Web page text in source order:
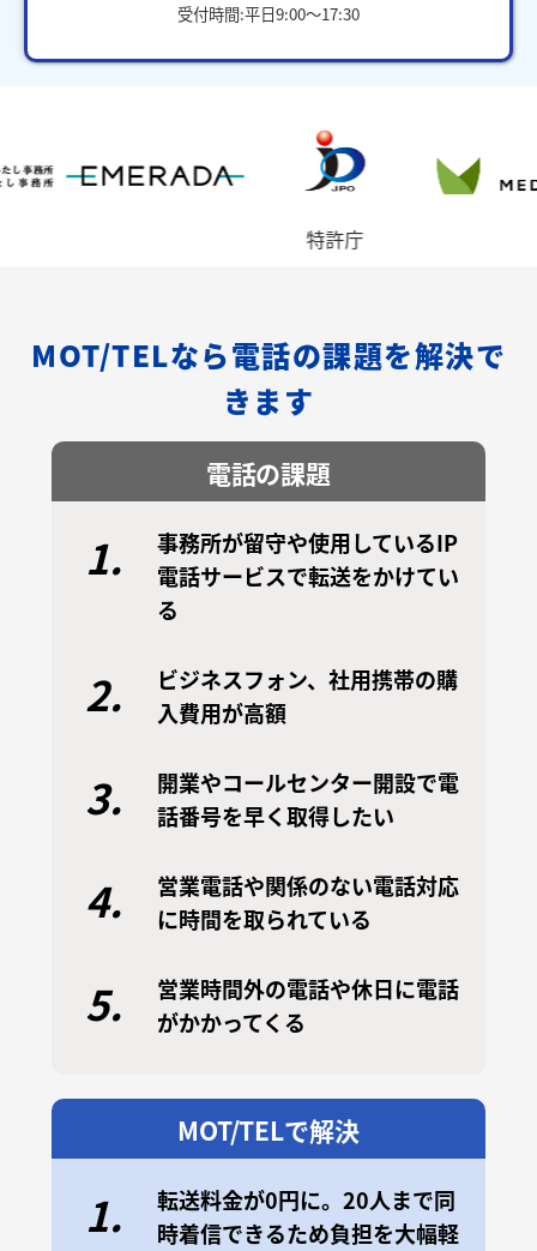
受付時間:平日9:00～17:30
特許庁
MOT/TELなら電話の課題を解決で
きます
電話の課題
1.
事務所が留守や使用しているIP
電話サービスで転送をかけてい
る
2.
ビジネスフォン、社用携帯の購
入費用が高額
3.
開業やコールセンター開設で電
話番号を早く取得したい
4.
営業電話や関係のない電話対応
に時間を取られている
5.
営業時間外の電話や休日に電話
がかかってくる
MOT/TELで解決
1.
転送料金が0円に。20人まで同
時着信できるため負担を大幅軽